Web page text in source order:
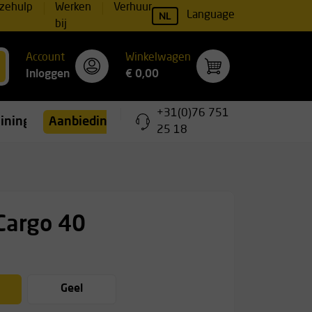
Werken
bij
Verhuur
NL Language
Account
Inloggen
Winkelwagen
€ 0,00
Aanbiedingen
+31(0)76 751
25 18
40
Geel